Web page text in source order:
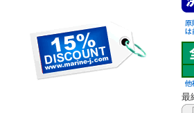
最